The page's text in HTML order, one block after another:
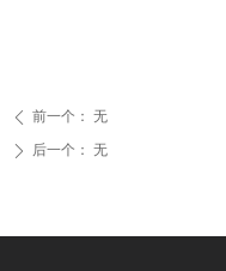
ꄴ 前一个： 无
ꄲ 后一个： 无